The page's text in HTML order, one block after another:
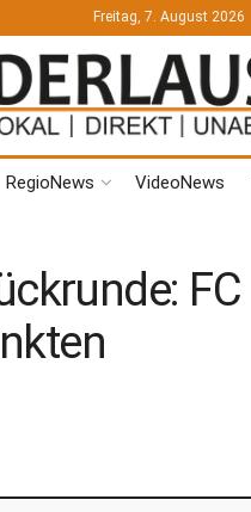
Freitag, 7. August 2026
RegioNews VideoNews
FC